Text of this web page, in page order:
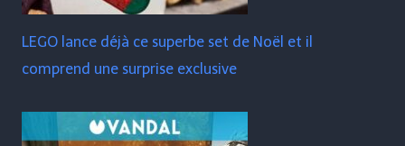
LEGO lance déjà ce superbe set de Noël et il
comprend une surprise exclusive